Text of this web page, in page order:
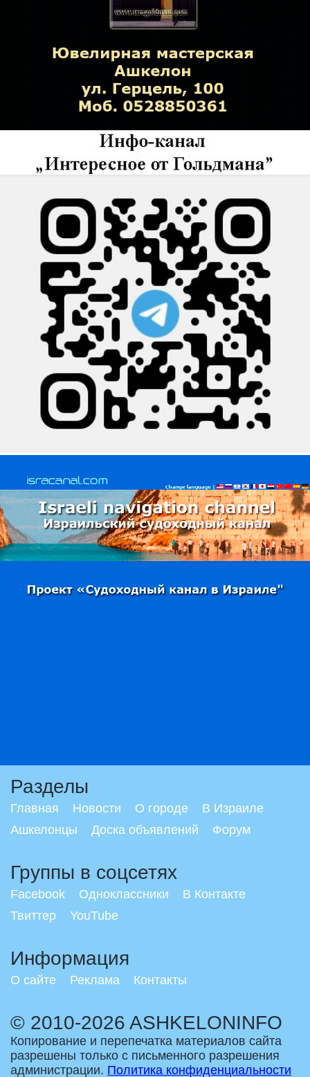
Разделы
Главная Новости О городе
В Израиле
Ашкелонцы
Доска объявлений Форум
Группы в соцсетях
Facebook Одноклассники
В Контакте
Твиттер
YouTube
Информация
О сайте Реклама Контакты
© 2010-2026 ASHKELONINFO
Копирование и перепечатка материалов сайта
разрешены только с письменного разрешения
администрации. Политика конфиденциальности